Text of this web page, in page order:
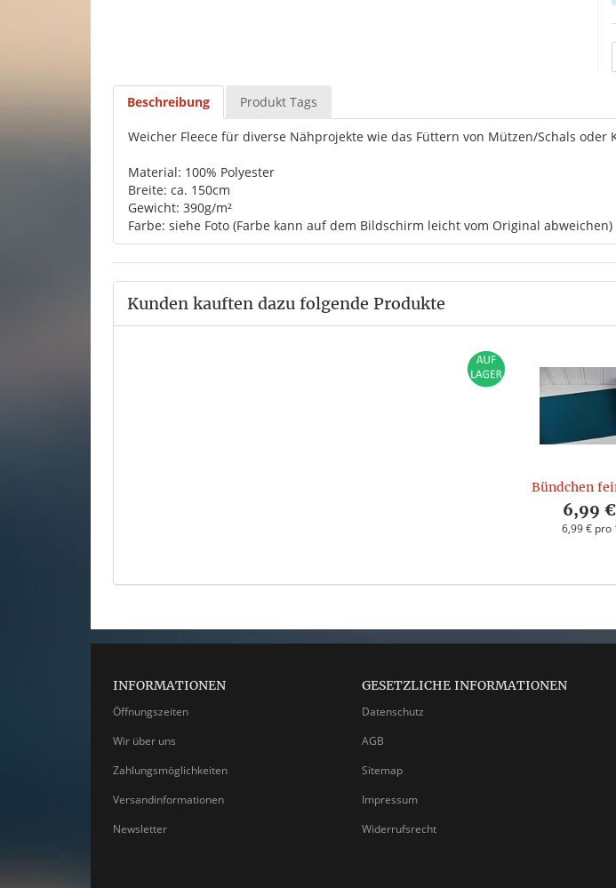
Beschreibung Produkt Tags
Weicher Fleece für diverse Nähprojekte wie das Füttern von Mützen/Schals oder
Material: 100% Polyester
Breite: ca. 150cm
Gewicht: 390g/m²
Farbe: siehe Foto (Farbe kann auf dem Bildschirm leicht vom Original abweichen)
Kunden kauften dazu folgende Produkte
Bündchen
6,99 €
6,99 € pro
INFORMATIONEN
Öffnungszeiten
Wir über uns
Zahlungsmöglichkeiten
Versandinformationen
Newsletter
GESETZLICHE INFORMATIONEN
Datenschutz
AGB
Sitemap
Impressum
Widerrufsrecht